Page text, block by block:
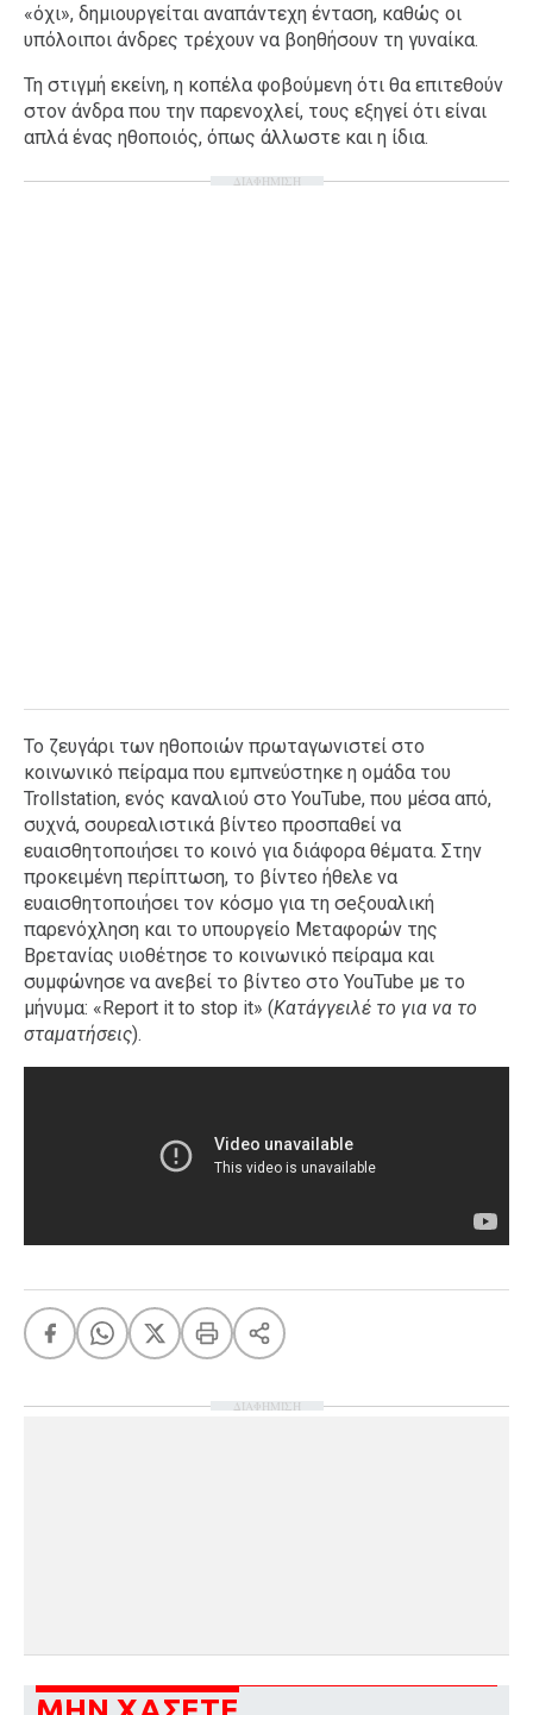
«όχι», δημιουργείται αναπάντεχη ένταση, καθώς οι
υπόλοιποι άνδρες τρέχουν να βοηθήσουν τη γυναίκα.
Τη στιγμή εκείνη, η κοπέλα φοβούμενη ότι θα επιτεθούν
στον άνδρα που την παρενοχλεί, τους εξηγεί ότι είναι
απλά ένας ηθοποιός, όπως άλλωστε και η ίδια.
ΔΙΑΦΗΜΙΣΗ
Το ζευγάρι των ηθοποιών πρωταγωνιστεί στο
κοινωνικό πείραμα που εμπνεύστηκε η ομάδα του
Trollstation, ενός καναλιού στο YouTube, που μέσα από,
συχνά, σουρεαλιστικά βίντεο προσπαθεί να
ευαισθητοποιήσει το κοινό για διάφορα θέματα. Στην
προκειμένη περίπτωση, το βίντεο ήθελε να
ευαισθητοποιήσει τον κόσμο για τη σeξουαλική
παρενόχληση και το υπουργείο Μεταφορών της
Βρετανίας υιοθέτησε το κοινωνικό πείραμα και
συμφώνησε να ανεβεί το βίντεο στο YouTube με το
μήνυμα: «Report it to stop it» (Κατάγγειλέ το για να το
σταματήσεις).
ΔΙΑΦΗΜΙΣΗ